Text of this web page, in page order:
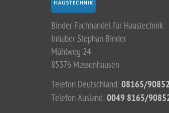
Binder Fachhandel für Haustechnik
Inhaber Stephan Binder
Mühlweg 24
85376 Massenhausen
Telefon Deutschland: 08165/
Telefon Ausland: 0049 8165/